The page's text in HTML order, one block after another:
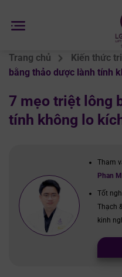
đến
Trang chủ Kiến thức
bằng thảo dược lành tính
7 mẹo triệt lông
tính không lo
Tham
Phan
Tốt
Thạch
kinh